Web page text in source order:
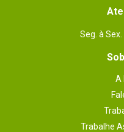
Seg. à
A
Trabalhe